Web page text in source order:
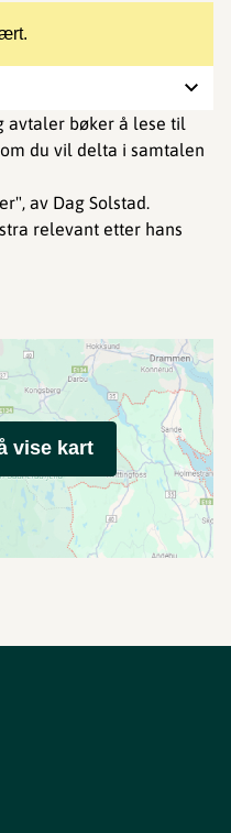
avtaler bøker å lese til
du vil delta i samtalen
av Dag Solstad.
relevant etter hans
vise kart